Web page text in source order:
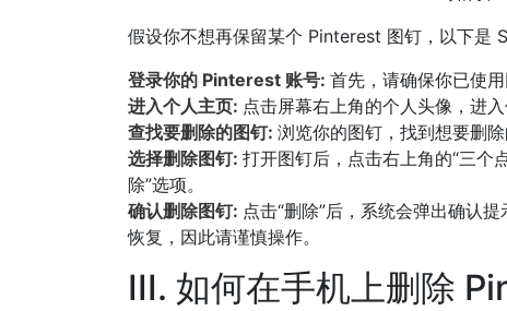
假设你不想再保留某个 Pinterest 图钉，以下是
登录你的 Pinterest 账号: 首先，请确保你已使
进入个人主页: 点击屏幕右上角的个人头像，进入
查找要删除的图钉: 浏览你的图钉，找到想要删除
选择删除图钉: 打开图钉后，点击右上角的“三个
除”选项。
确认删除图钉: 点击“删除”后，系统会弹出确认
恢复，因此请谨慎操作。
III. 如何在手机上删除